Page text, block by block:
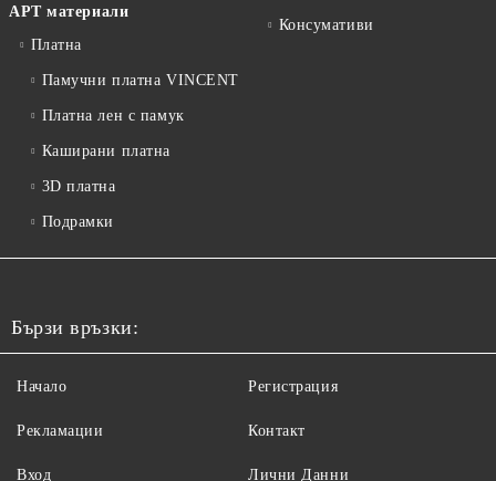
АРТ материали
Платна
Памучни платна VINCENT
Платна лен с памук
Каширани платна
3D платна
Подрамки
Консумативи
Бързи връзки:
Начало
Рекламации
Вход
Регистрация
Контакт
Лични Данни